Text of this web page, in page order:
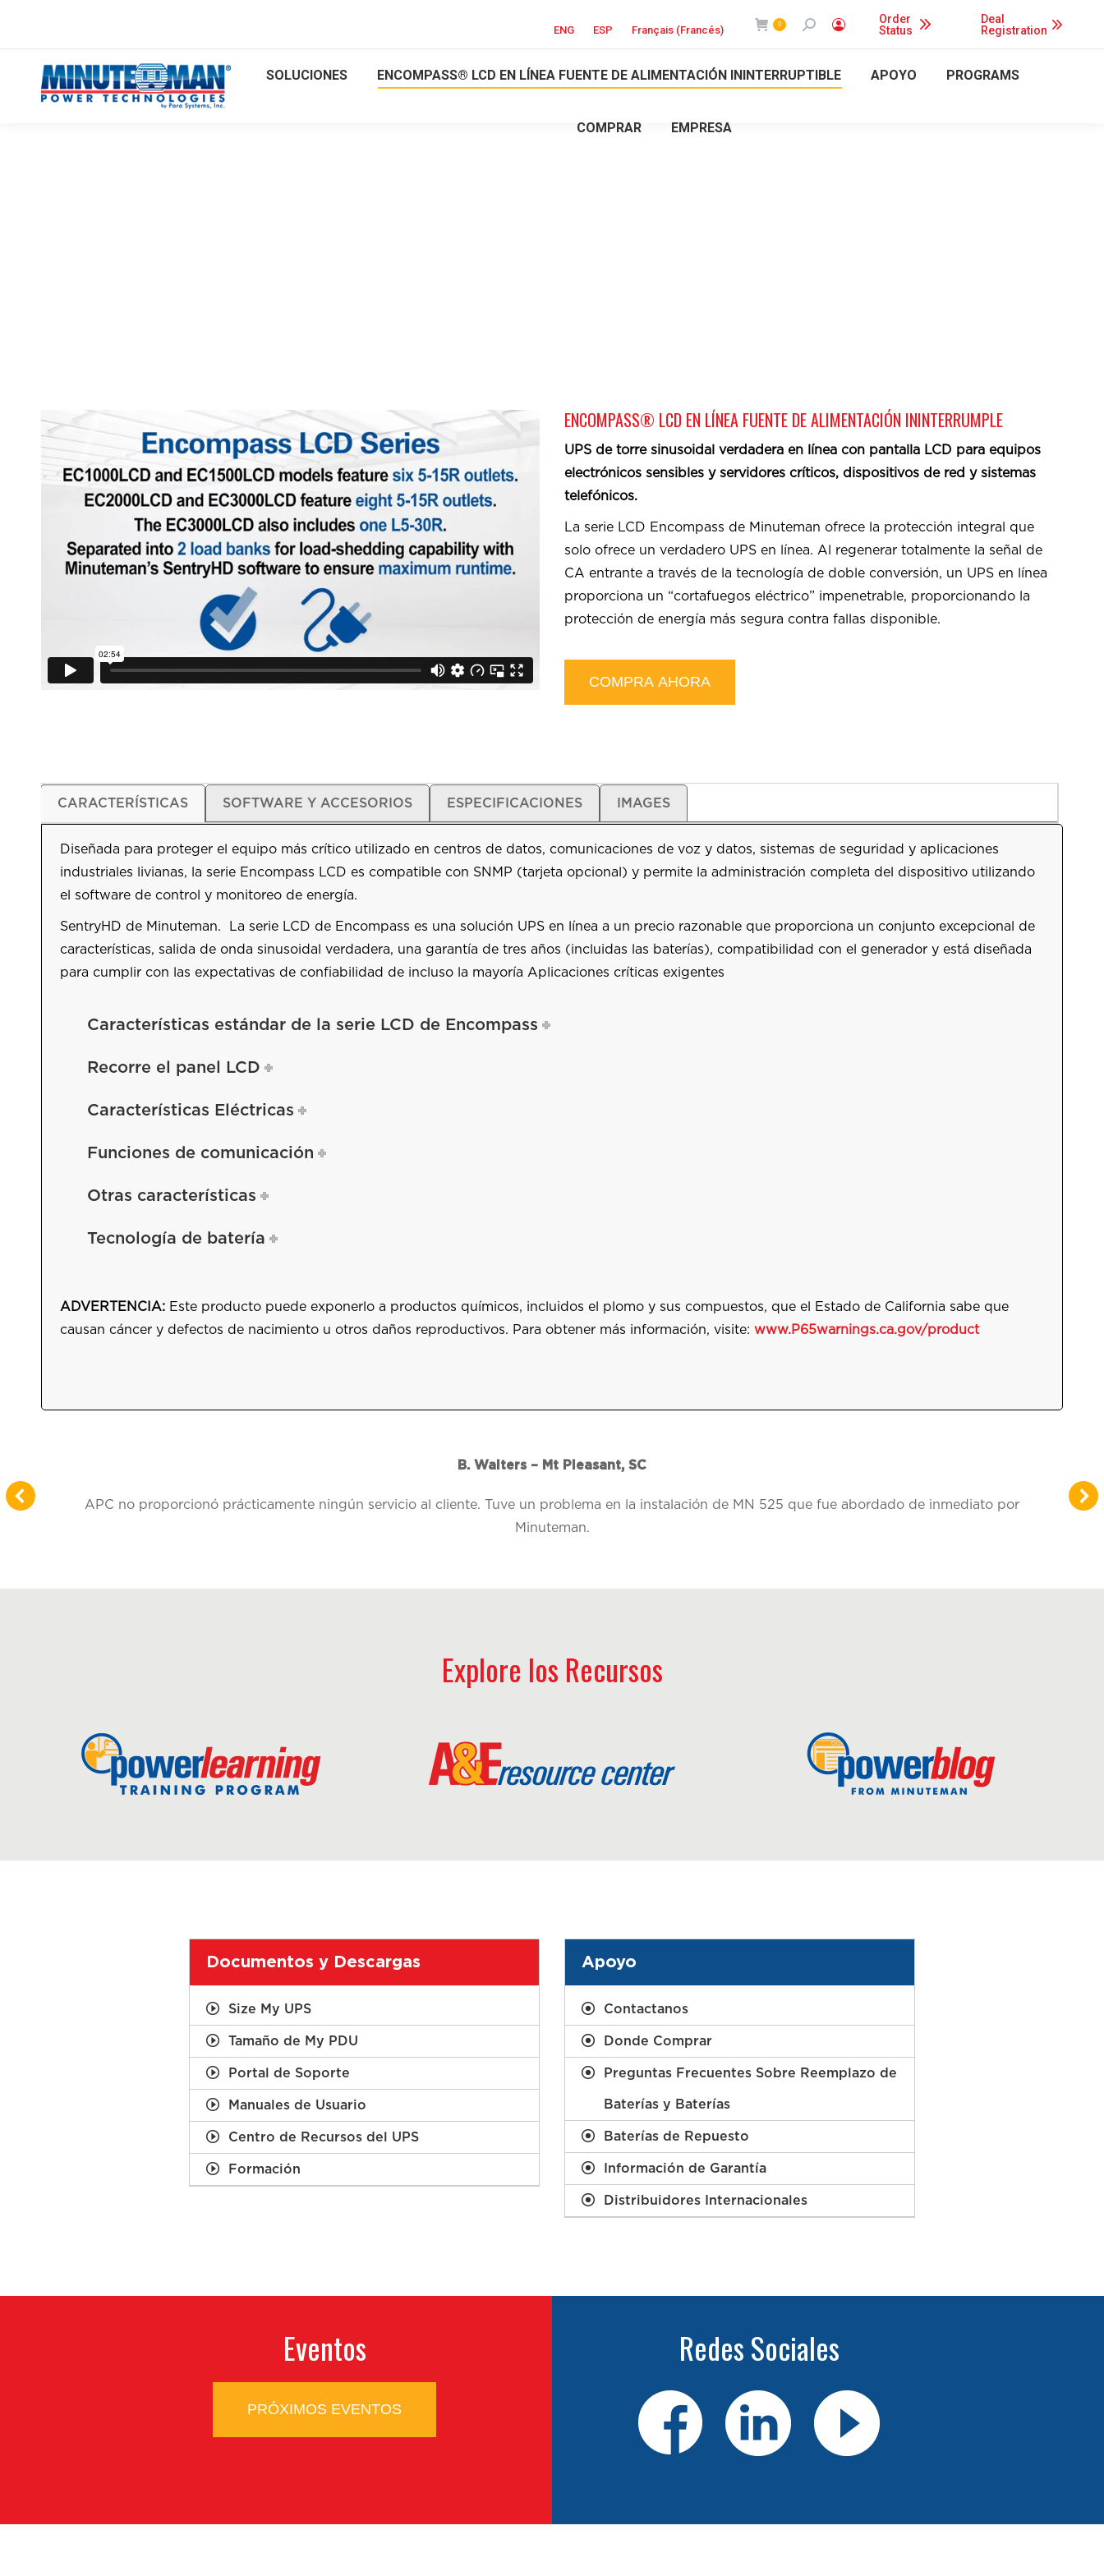
ENG ESP Français (Francés) 0 Buscar:
Order
Status
Deal
Registration
SOLUCIONES ENCOMPASS® LCD EN LÍNEA FUENTE DE ALIMENTACIÓN ININTERRUPTIBLE APOYO PROGRAMS
COMPRAR EMPRESA
ENCOMPASS® LCD EN LÍNEA FUENTE DE ALIMENTACIÓN ININTERRUMPLE
UPS de torre sinusoidal verdadera en línea con pantalla LCD para equipos
electrónicos sensibles y servidores críticos, dispositivos de red y sistemas
telefónicos.
La serie LCD Encompass de Minuteman ofrece la protección integral que
solo ofrece un verdadero UPS en línea. Al regenerar totalmente la señal de
CA entrante a través de la tecnología de doble conversión, un UPS en línea
proporciona un “cortafuegos eléctrico” impenetrable, proporcionando la
protección de energía más segura contra fallas disponible.
COMPRA AHORA
CARACTERÍSTICAS SOFTWARE Y ACCESORIOS ESPECIFICACIONES IMAGES
Diseñada para proteger el equipo más crítico utilizado en centros de datos, comunicaciones de voz y datos, sistemas de seguridad y aplicaciones
industriales livianas, la serie Encompass LCD es compatible con SNMP (tarjeta opcional) y permite la administración completa del dispositivo utilizando
el software de control y monitoreo de energía.
SentryHD de Minuteman. La serie LCD de Encompass es una solución UPS en línea a un precio razonable que proporciona un conjunto excepcional de
características, salida de onda sinusoidal verdadera, una garantía de tres años (incluidas las baterías), compatibilidad con el generador y está diseñada
para cumplir con las expectativas de confiabilidad de incluso la mayoría Aplicaciones críticas exigentes
Características estándar de la serie LCD de Encompass
Recorre el panel LCD
Características Eléctricas
Funciones de comunicación
Otras características
Tecnología de batería
ADVERTENCIA: Este producto puede exponerlo a productos químicos, incluidos el plomo y sus compuestos, que el Estado de California sabe que
causan cáncer y defectos de nacimiento u otros daños reproductivos. Para obtener más información, visite: www.P65warnings.ca.gov/product
B. Walters – Mt Pleasant, SC
APC no proporcionó prácticamente ningún servicio al cliente. Tuve un problema en la instalación de MN 525 que fue abordado de inmediato por
Minuteman.
Explore los Recursos
Documentos y Descargas
Size My UPS
Tamaño de My PDU
Portal de Soporte
Manuales de Usuario
Centro de Recursos del UPS
Formación
Apoyo
Contactanos
Donde Comprar
Preguntas Frecuentes Sobre Reemplazo de
Baterías y Baterías
Baterías de Repuesto
Información de Garantía
Distribuidores Internacionales
Eventos
PRÓXIMOS EVENTOS
Redes Sociales